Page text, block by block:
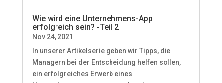
Wie wird eine Unternehmens-App
erfolgreich sein? -Teil 2
Nov 24, 2021
In unserer Artikelserie geben wir Tipps, die
Managern bei der Entscheidung helfen sollen,
ein erfolgreiches Erwerb eines